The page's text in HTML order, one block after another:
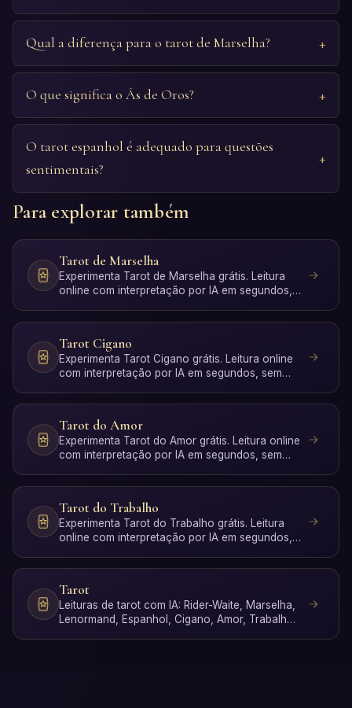
Qual a diferença para o tarot de Marselha?
O que significa o Ás de Oros?
O tarot espanhol é adequado para questões
sentimentais?
Para explorar também
Tarot de Marselha
Experimenta Tarot de Marselha grátis. Leitura
online com interpretação por IA em segundos,
Tarot Cigano
Experimenta Tarot Cigano grátis. Leitura online
com interpretação por IA em segundos, sem
Tarot do Amor
Experimenta Tarot do Amor grátis. Leitura online
com interpretação por IA em segundos, sem
Tarot do Trabalho
Experimenta Tarot do Trabalho grátis. Leitura
online com interpretação por IA em segundos,
Tarot
Leituras de tarot com IA: Rider-Waite, Marselha,
Lenormand, Espanhol, Cigano, Amor, Trabalho,